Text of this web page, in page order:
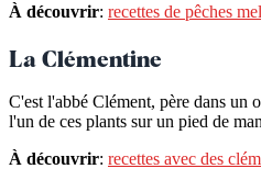
À découvrir: recettes de pêches
La Clémentine
C'est l'abbé Clément, père dans un
l'un de ces plants sur un pied de
À découvrir: recettes avec des